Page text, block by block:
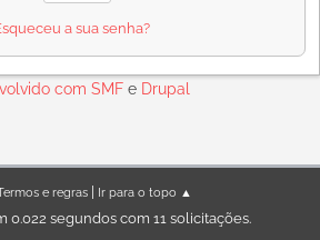
a sua senha?
com SMFe Drupal
e regras| Ir para o topo ▲
0.022 segundos com 11 solicitações.